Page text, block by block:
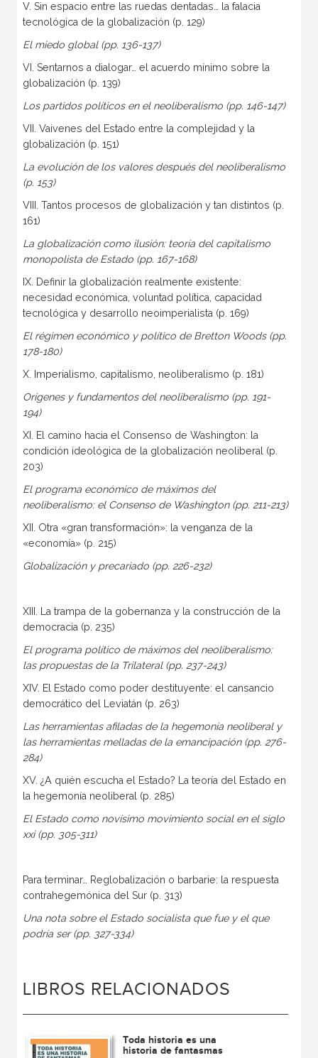
V. Sin espacio entre las ruedas dentadas… la falacia
tecnológica de la globalización (p. 129)
El miedo global (pp. 136-137)
VI. Sentarnos a dialogar… el acuerdo mínimo sobre la
globalización (p. 139)
Los partidos políticos en el neoliberalismo (pp. 146-147)
VII. Vaivenes del Estado entre la complejidad y la
globalización (p. 151)
La evolución de los valores después del neoliberalismo
(p. 153)
VIII. Tantos procesos de globalización y tan distintos (p.
161)
La globalización como ilusión: teoría del capitalismo
monopolista de Estado (pp. 167-168)
IX. Definir la globalización realmente existente:
necesidad económica, voluntad política, capacidad
tecnológica y desarrollo neoimperialista (p. 169)
El régimen económico y político de Bretton Woods (pp.
178-180)
X. Imperialismo, capitalismo, neoliberalismo (p. 181)
Orígenes y fundamentos del neoliberalismo (pp. 191-
194)
XI. El camino hacia el Consenso de Washington: la
condición ideológica de la globalización neoliberal (p.
203)
El programa económico de máximos del
neoliberalismo: el Consenso de Washington (pp. 211-213)
XII. Otra «gran transformación»: la venganza de la
«economía» (p. 215)
Globalización y precariado (pp. 226-232)
XIII. La trampa de la gobernanza y la construcción de la
democracia (p. 235)
El programa político de máximos del neoliberalismo:
las propuestas de la Trilateral (pp. 237-243)
XIV. El Estado como poder destituyente: el cansancio
democrático del Leviatán (p. 263)
Las herramientas afiladas de la hegemonía neoliberal y
las herramientas melladas de la emancipación (pp. 276-
284)
XV. ¿A quién escucha el Estado? La teoría del Estado en
la hegemonía neoliberal (p. 285)
El Estado como novísimo movimiento social en el siglo
xxi (pp. 305-311)
Para terminar… Reglobalización o barbarie: la respuesta
contrahegemónica del Sur (p. 313)
Una nota sobre el Estado socialista que fue y el que
podría ser (pp. 327-334)
LIBROS RELACIONADOS
Toda historia es una
historia de fantasmas